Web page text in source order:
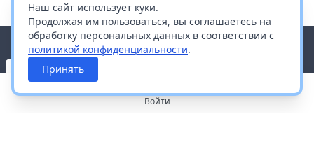
Наш сайт использует куки.
Продолжая им пользоваться, вы соглашаетесь на
обработку персональных данных в соответствии с
политикой конфиденциальности.
Принять
Войти